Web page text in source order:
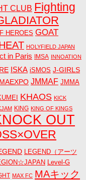
CLUB Fighting
HEROES GOAT
HOLYFIELD JAPAN
in Paris IMSA INNOATION
ISKA iSMOS J-GIRLS
JMMAF JMMA
KHAOS KICK
KING KING OF KINGS
OUT
LEGEND（アーツ
Level-G
MAX FC MAキック